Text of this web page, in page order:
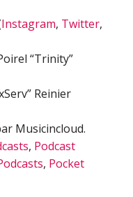
Instagram, Twitter,
“Trinity”
Reinier
Musicincloud.
, Podcast
, Pocket